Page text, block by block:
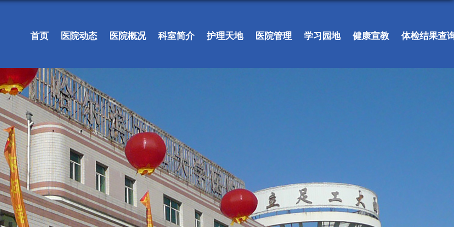
首页 医院动态 医院概况 科室简介 护理天地 医院管理 学习园地 健康宣教 体检结果查